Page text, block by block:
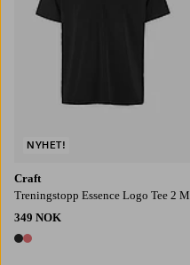
Craft
Treningstopp Essence Logo Tee 2 M
349 NOK
2 farger
NYHET!